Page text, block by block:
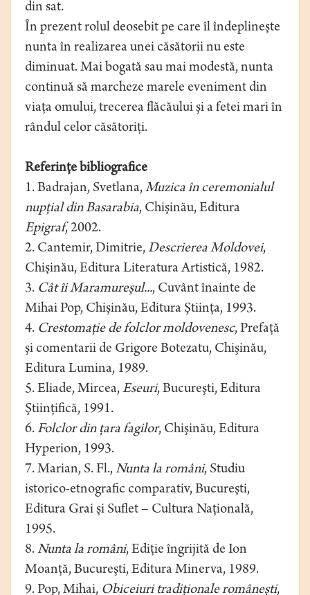
din sat.
În prezent rolul deosebit pe care îl îndeplineşte
nunta în realizarea unei căsătorii nu este
diminuat. Mai bogată sau mai modestă, nunta
continuă să marcheze marele eveniment din
viaţa omului, trecerea flăcăului şi a fetei mari în
rândul celor căsătoriţi.
Referinţe bibliografice
1. Badrajan, Svetlana,Muzica în ceremonialul
nupţial din Basarabia, Chişinău, Editura
Epigraf, 2002.
2. Cantemir, Dimitrie,Descrierea Moldovei,
Chişinău, Editura Literatura Artistică, 1982.
3. Cât îi Maramureşul..., Cuvânt înainte de
Mihai Pop, Chişinău, Editura Ştiinţa, 1993.
4. Crestomaţie de folclor moldovenesc, Prefaţă
şi comentarii de Grigore Botezatu, Chişinău,
Editura Lumina, 1989.
5. Eliade, Mircea,Eseuri, Bucureşti, Editura
Ştiinţifică, 1991.
6.Folclor din ţara fagilor, Chişinău, Editura
Hyperion, 1993.
7. Marian, S. Fl.,Nunta la români, Studiu
istorico-etnografic comparativ, Bucureşti,
Editura Grai şi Suflet – Cultura Naţională,
1995.
8.Nunta la români, Ediţie îngrijită de Ion
Moanţă, Bucureşti, Editura Minerva, 1989.
9. Pop, Mihai, Obiceiuri tradiţionale româneşti,